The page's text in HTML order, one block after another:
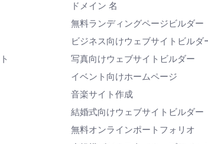
ドメイン 名
無料ランディングページビルダー
ビジネス向けウェブサイトビルダ
写真向けウェブサイトビルダー
イベント向けホームページ
音楽サイト作成
結婚式向けウェブサイトビルダー
無料オンラインポートフォリオ